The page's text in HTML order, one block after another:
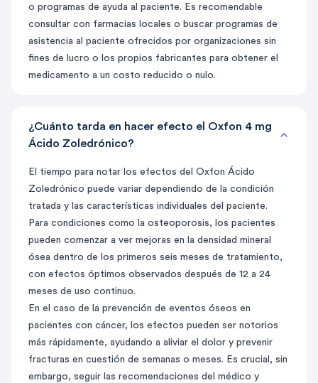
o programas de ayuda al paciente. Es recomendable
consultar con farmacias locales o buscar programas de
asistencia al paciente ofrecidos por organizaciones sin
fines de lucro o los propios fabricantes para obtener el
medicamento a un costo reducido o nulo.
¿Cuánto tarda en hacer efecto el Oxfon 4 mg
Ácido Zoledrónico?
El tiempo para notar los efectos del Oxfon Ácido
Zoledrónico puede variar dependiendo de la condición
tratada y las características individuales del paciente.
Para condiciones como la osteoporosis, los pacientes
pueden comenzar a ver mejoras en la densidad mineral
ósea dentro de los primeros seis meses de tratamiento,
con efectos óptimos observados después de 12 a 24
meses de uso continuo.
En el caso de la prevención de eventos óseos en
pacientes con cáncer, los efectos pueden ser notorios
más rápidamente, ayudando a aliviar el dolor y prevenir
fracturas en cuestión de semanas o meses. Es crucial, sin
embargo, seguir las recomendaciones del médico y